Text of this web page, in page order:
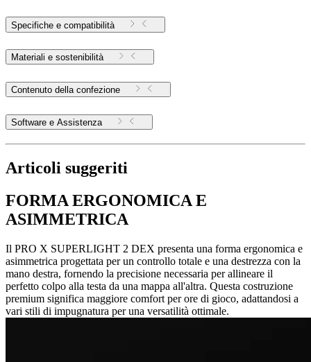
Specifiche e compatibilità
Materiali e sostenibilità
Contenuto della confezione
Software e Assistenza
Articoli suggeriti
FORMA ERGONOMICA E
ASIMMETRICA
Il PRO X SUPERLIGHT 2 DEX presenta una forma ergonomica e
asimmetrica progettata per un controllo totale e una destrezza con la
mano destra, fornendo la precisione necessaria per allineare il
perfetto colpo alla testa da una mappa all'altra. Questa costruzione
premium significa maggiore comfort per ore di gioco, adattandosi a
vari stili di impugnatura per una versatilità ottimale.